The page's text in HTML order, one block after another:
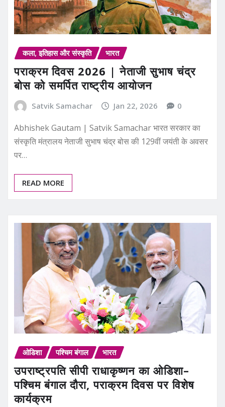
कला, इतिहास और संस्कृति भारत
पराक्रम दिवस 2026 | नेताजी सुभाष चंद्र
बोस को समर्पित राष्ट्रीय आयोजन
Satvik Samachar Jan 22, 2026 0
Abhishek Gautam | Satvik Samachar भारत सरकार का
संस्कृति मंत्रालय नेताजी सुभाष चंद्र बोस की 129वीं जयंती के अवसर
पर…
READ MORE
ओडिशा पश्चिम बंगाल भारत
उपराष्ट्रपति सीपी राधाकृष्णन का ओडिशा–
पश्चिम बंगाल दौरा, पराक्रम दिवस पर विशेष
कार्यक्रम